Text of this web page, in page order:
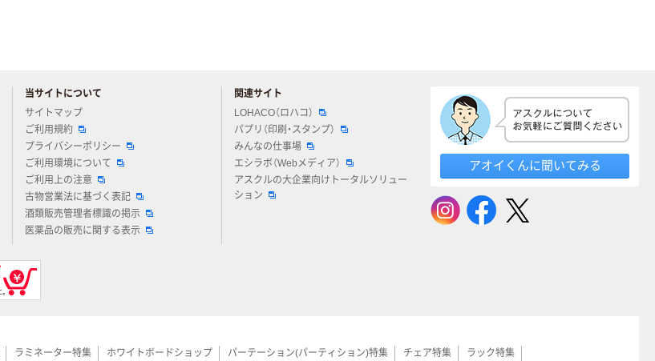
当サイトについて
サイトマップ
ご利用規約
プライバシーポリシー
ご利用環境について
ご利用上の注意
古物営業法に基づく表記
酒類販売管理者標識の掲示
医薬品の販売に関する表示
関連サイト
LOHACO（ロハコ）
パプリ（印刷・スタンプ）
みんなの仕事場
エシラボ（Webメディア）
アスクルの大企業向けトータルソリュー
ション
アオイくんに聞いてみる
ラミネーター特集 ホワイトボードショップ パーテーション(パーティション)特集 チェア特集 ラック特集